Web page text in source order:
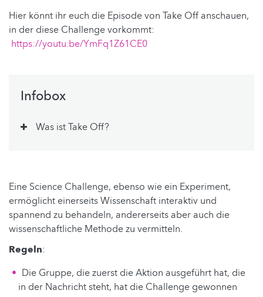
Hier könnt ihr euch die Episode von Take Off anschauen,
in der diese Challenge vorkommt:
https://youtu.be/YmFq1Z61CE0
Infobox
Was ist Take Off?
Eine Science Challenge, ebenso wie ein Experiment,
ermöglicht einerseits Wissenschaft interaktiv und
spannend zu behandeln, andererseits aber auch die
wissenschaftliche Methode zu vermitteln.
Regeln:
Die Gruppe, die zuerst die Aktion ausgeführt hat, die
in der Nachricht steht, hat die Challenge gewonnen